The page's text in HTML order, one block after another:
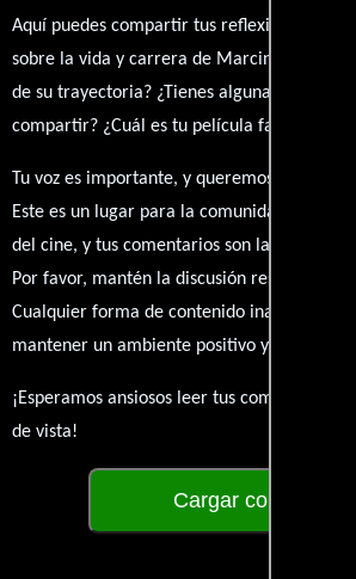
Aquí puedes compartir tus reflexiones,
sobre la vida y carrera de Marcin Charlicki.
de su trayectoria? ¿Tienes alguna anécdota
compartir? ¿Cuál es tu película favorita en
Tu voz es importante, y queremos escuchar
Este es un lugar para la comunidad de
del cine, y tus comentarios son la esencia de
Por favor, mantén la discusión respetuosa y
Cualquier forma de contenido inapropiado
mantener un ambiente positivo y
¡Esperamos ansiosos leer tus comentarios y
de vista!
Cargar comentarios